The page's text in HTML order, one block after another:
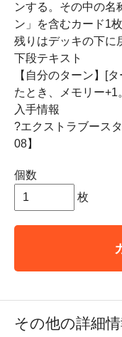
ンする。その中の名
ン」を含むカード1
残りはデッキの下に
下段テキスト
【自分のターン】[
たとき、メモリー+1
入手情報
?エクストラブース
08】
個数
枚
その他の詳細